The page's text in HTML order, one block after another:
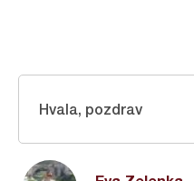
Hvala, pozdrav